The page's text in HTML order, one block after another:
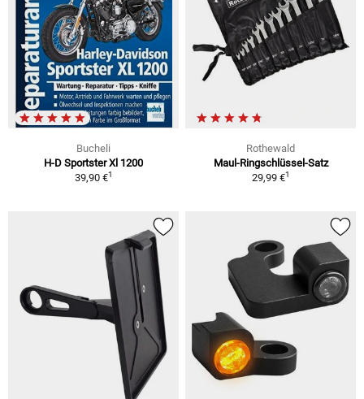
Bucheli
H-D Sportster Xl 1200
39,90 €1
Rothewald
Maul-Ringschlüssel-Satz
29,99 €1